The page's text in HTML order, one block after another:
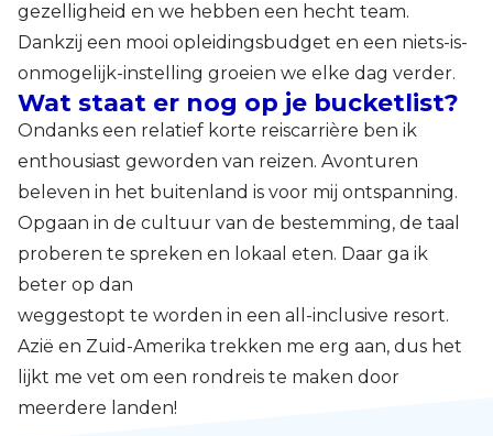
gezelligheid en we hebben een hecht team.
Dankzij een mooi opleidingsbudget en een niets-is-
onmogelijk-instelling groeien we elke dag verder.
Wat staat er nog op je bucketlist?
Ondanks een relatief korte reiscarrière ben ik
enthousiast geworden van reizen. Avonturen
beleven in het buitenland is voor mij ontspanning.
Opgaan in de cultuur van de bestemming, de taal
proberen te spreken en lokaal eten. Daar ga ik
beter op dan
weggestopt te worden in een all-inclusive resort.
Azië en Zuid-Amerika trekken me erg aan, dus het
lijkt me vet om een rondreis te maken door
meerdere landen!